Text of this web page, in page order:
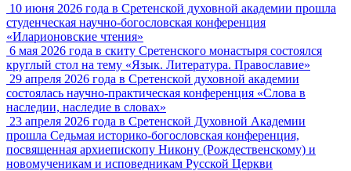
10 июня 2026 года в Сретенской духовной академии прошла
студенческая научно-богословская конференция
«Иларионовские чтения»
6 мая 2026 года в скиту Сретенского монастыря состоялся
круглый стол на тему «Язык. Литература. Православие»
29 апреля 2026 года в Сретенской духовной академии
состоялась научно-практическая конференция «Слова в
наследии, наследие в словах»
23 апреля 2026 года в Сретенской Духовной Академии
прошла Седьмая историко-богословская конференция,
посвященная архиепископу Никону (Рождественскому) и
новомученикам и исповедникам Русской Церкви